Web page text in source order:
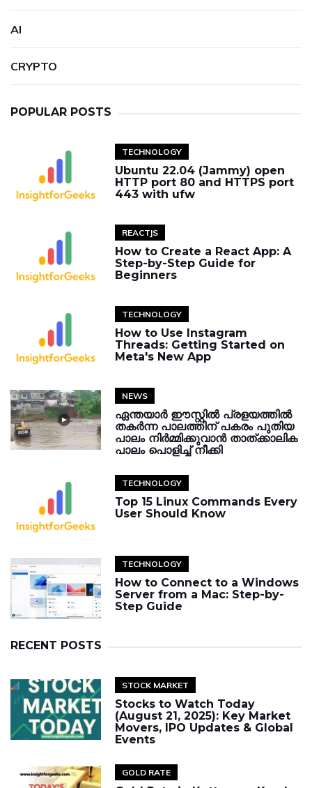
AI
CRYPTO
POPULAR POSTS
TECHNOLOGY
Ubuntu 22.04 (Jammy) open
HTTP port 80 and HTTPS port
443 with ufw
REACTJS
How to Create a React App: A
Step-by-Step Guide for
Beginners
TECHNOLOGY
How to Use Instagram
Threads: Getting Started on
Meta's New App
NEWS
ഏന്തയാർ ഈസ്റ്റിൽ പ്രളയത്തിൽ
തകർന്ന പാലത്തിന് പകരം പുതിയ
പാലം നിർമ്മിക്കുവാൻ താത്ക്കാലിക
പാലം പൊളിച്ച് നീക്കി
TECHNOLOGY
Top 15 Linux Commands Every
User Should Know
TECHNOLOGY
How to Connect to a Windows
Server from a Mac: Step-by-
Step Guide
RECENT POSTS
STOCK MARKET
Stocks to Watch Today
(August 21, 2025): Key Market
Movers, IPO Updates & Global
Events
GOLD RATE